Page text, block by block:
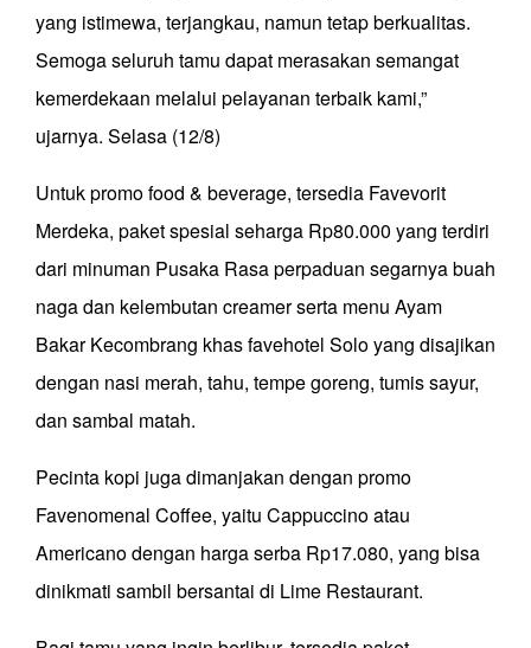
yang istimewa, terjangkau, namun tetap berkualitas.
Semoga seluruh tamu dapat merasakan semangat
kemerdekaan melalui pelayanan terbaik kami,”
ujarnya. Selasa (12/8)
Untuk promo food & beverage, tersedia Favevorit
Merdeka, paket spesial seharga Rp80.000 yang terdiri
dari minuman Pusaka Rasa perpaduan segarnya buah
naga dan kelembutan creamer serta menu Ayam
Bakar Kecombrang khas favehotel Solo yang disajikan
dengan nasi merah, tahu, tempe goreng, tumis sayur,
dan sambal matah.
Pecinta kopi juga dimanjakan dengan promo
Favenomenal Coffee, yaitu Cappuccino atau
Americano dengan harga serba Rp17.080, yang bisa
dinikmati sambil bersantai di Lime Restaurant.